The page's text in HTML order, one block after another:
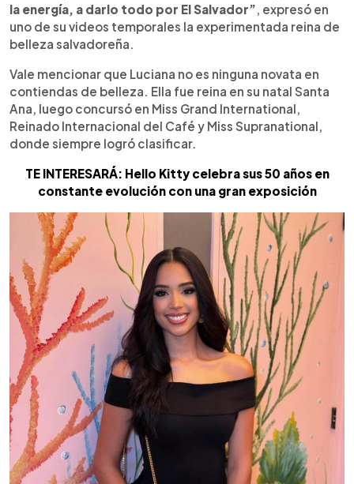
la energía, a darlo todo por El Salvador” , expresó en
uno de su videos temporales la experimentada reina de
belleza salvadoreña.
Vale mencionar que Luciana no es ninguna novata en
contiendas de belleza. Ella fue reina en su natal Santa
Ana, luego concursó en Miss Grand International,
Reinado Internacional del Café y Miss Supranational,
donde siempre logró clasificar.
TE INTERESARÁ: Hello Kitty celebra sus 50 años en
constante evolución con una gran exposición